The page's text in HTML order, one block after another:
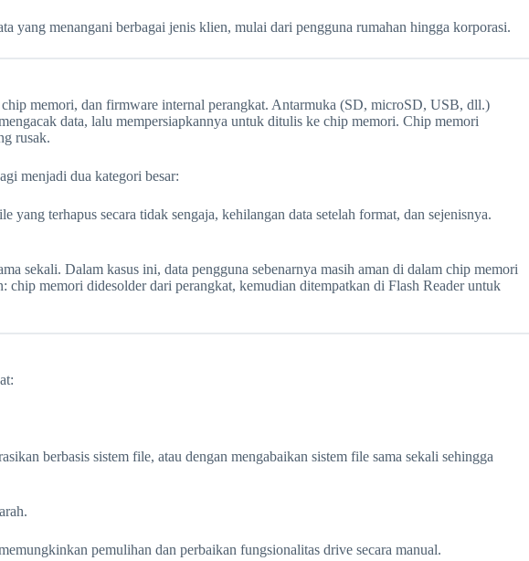
yang menangani berbagai jenis klien, mulai dari pengguna rumahan hingga korporasi.
memori, dan firmware internal perangkat. Antarmuka (SD, microSD, USB, dll.)
data, lalu mempersiapkannya untuk ditulis ke chip memori. Chip memori
rusak.
menjadi dua kategori besar:
terhapus secara tidak sengaja, kehilangan data setelah format, dan sejenisnya.
sekali. Dalam kasus ini, data pengguna sebenarnya masih aman di dalam chip memori
memori didesolder dari perangkat, kemudian ditempatkan di Flash Reader untuk
berbasis sistem file, atau dengan mengabaikan sistem file sama sekali sehingga
pemulihan dan perbaikan fungsionalitas drive secara manual.